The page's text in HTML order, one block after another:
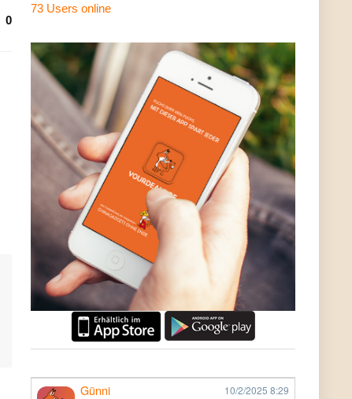
0
73 Users online
Günni 10/2/2025 8:29